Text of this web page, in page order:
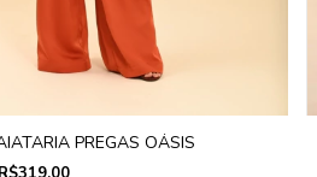
PREGAS OÁSIS